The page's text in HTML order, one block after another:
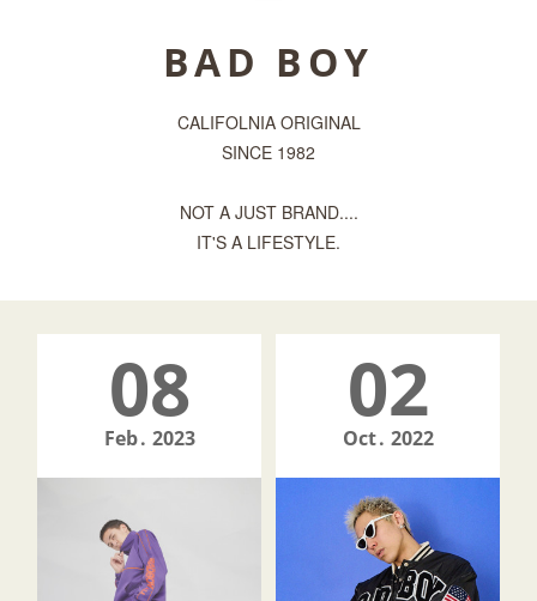
BAD BOY
CALIFOLNIA ORIGINAL
SINCE 1982
NOT A JUST BRAND....
IT'S A LIFESTYLE.
08
Feb 2023
02
Oct 2022